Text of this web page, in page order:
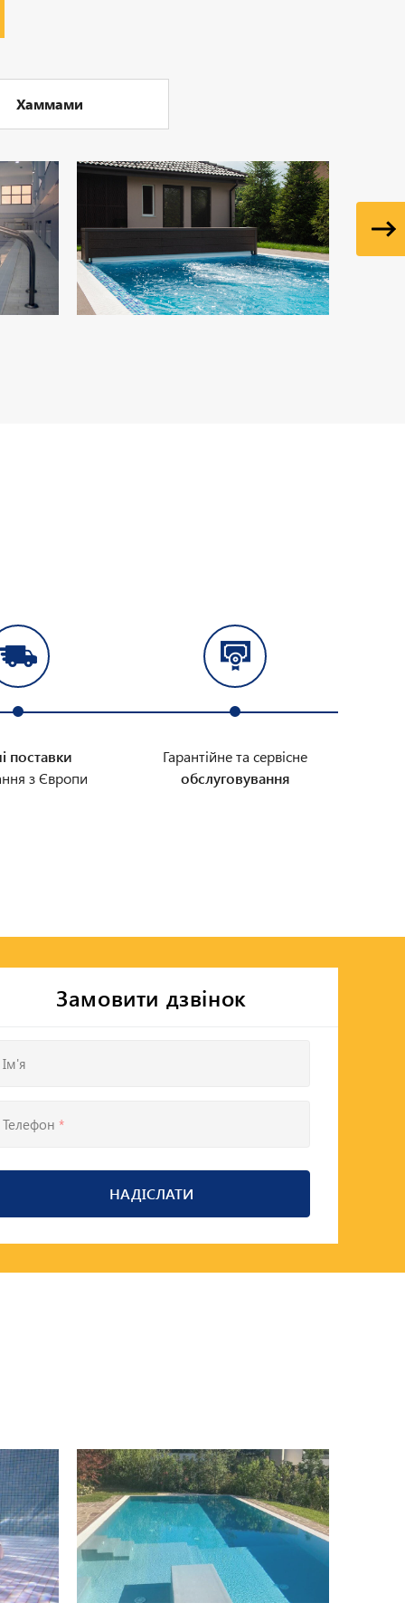
Хаммами
поставки
з Європи
Гарантійне та сервісне
обслуговування
Замовити дзвінок
Ім'я
Телефон*
НАДІСЛАТИ